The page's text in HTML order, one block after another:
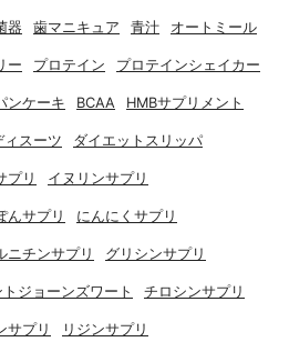
器 歯マニキュア 青汁 オートミール
ー プロテイン プロテインシェイカー
ンケーキ BCAA HMBサプリメント
ィスーツ ダイエットスリッパ
プリ イヌリンサプリ
んサプリ にんにくサプリ
ニチンサプリ グリシンサプリ
トジョーンズワート チロシンサプリ
サプリ リジンサプリ